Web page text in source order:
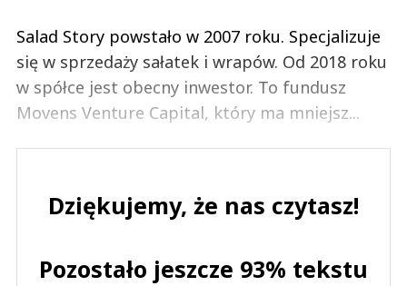
Salad Story powstało w 2007 roku. Specjalizuje
się w sprzedaży sałatek i wrapów. Od 2018 roku
w spółce jest obecny inwestor. To fundusz
Movens Venture Capital, który ma mniejsz...
Dziękujemy, że nas czytasz!
Pozostało jeszcze 93% tekstu